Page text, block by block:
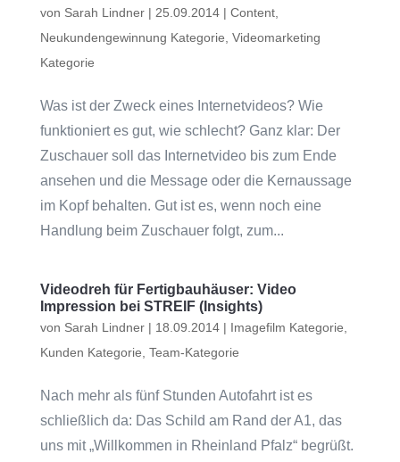
von Sarah Lindner| 25.09.2014| Content,
Neukundengewinnung Kategorie Videomarketing
Kategorie
Was ist der Zweck eines Internetvideos? Wie
funktioniert es gut, wie schlecht? Ganz klar: Der
Zuschauer soll das Internetvideo bis zum Ende
ansehen und die Message oder die Kernaussage
im Kopf behalten. Gut ist es, wenn noch eine
Handlung beim Zuschauer folgt, zum...
Videodreh für Fertigbauhäuser: Video
Impression bei STREIF (Insights)
von Sarah Lindner| 18.09.2014| Imagefilm Kategorie
Kunden Kategorie Team-Kategorie
Nach mehr als fünf Stunden Autofahrt ist es
schließlich da: Das Schild am Rand der A1, das
uns mit „Willkommen in Rheinland Pfalz“ begrüßt.